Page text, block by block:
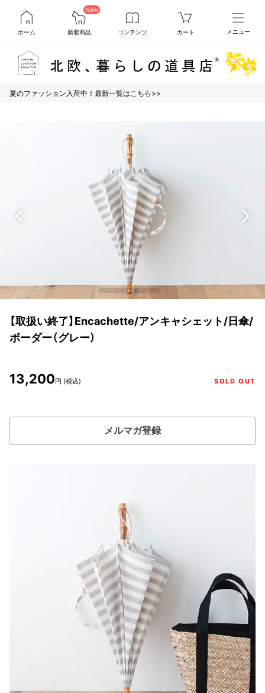
ホーム
New
新着商品 コンテンツ カート メニュー
夏のファッション入荷中！最新一覧はこちら>>
【取扱い終了】Encachette/アンキャシェット/日傘/
ボーダー（グレー）
13,200円 (税込) SOLD OUT
メルマガ登録